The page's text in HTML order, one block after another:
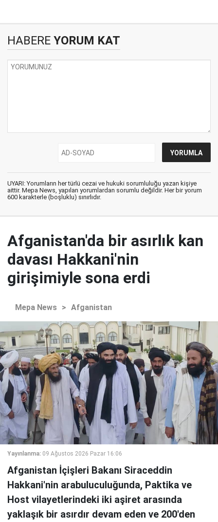
HABERE YORUM KAT
UYARI: Yorumların her türlü cezai ve hukuki sorumluluğu yazan kişiye
aittir. Mepa News, yapılan yorumlardan sorumlu değildir. Her bir yorum
600 karakterle (boşluklu) sınırlıdır.
Afganistan'da bir asırlık kan
davası Hakkani'nin
girişimiyle sona erdi
Mepa News > Afganistan
Yayınlanma: 09 Ağustos 2026 Pazar 16:06
Afganistan İçişleri Bakanı Siraceddin
Hakkani'nin arabuluculuğunda, Paktika ve
Host vilayetlerindeki iki aşiret arasında
yaklaşık bir asırdır devam eden ve 200'den